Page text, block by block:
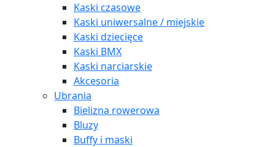
Kaski czasowe
Kaski uniwersalne / miejskie
Kaski dziecięce
Kaski BMX
Kaski narciarskie
Akcesoria
Ubrania
Bielizna rowerowa
Bluzy
Buffy i maski